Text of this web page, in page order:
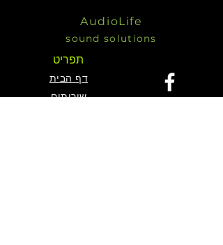
AudioLife
sound solutions
תפריט
דף הבית
שירותים